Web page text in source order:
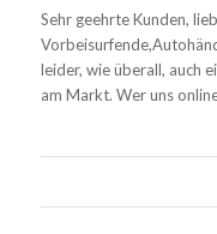
Sehr geehrte Kunden,
leider, wie überall, auch
am Markt. Wer uns